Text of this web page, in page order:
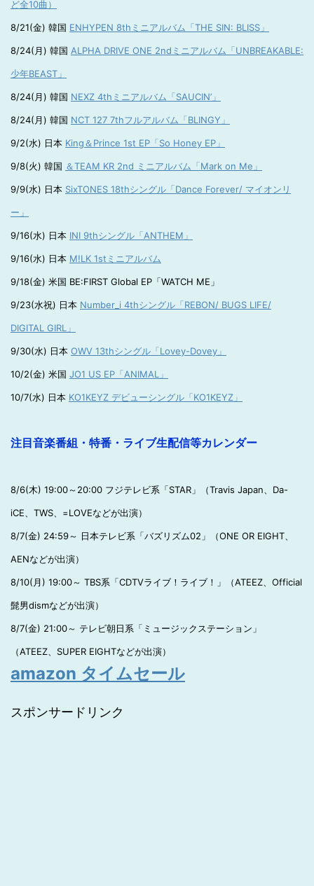
ど全10曲）
8/21(金) 韓国 ENHYPEN 8thミニアルバム「THE SIN: BLISS」
8/24(月) 韓国 ALPHA DRIVE ONE 2ndミニアルバム「UNBREAKABLE:
少年BEAST」
8/24(月) 韓国 NEXZ 4thミニアルバム「SAUCIN’」
8/24(月) 韓国 NCT 127 7thフルアルバム「BLINGY」
9/2(水) 日本 King＆Prince 1st EP「So Honey EP」
9/8(火) 韓国 ＆TEAM KR 2nd ミニアルバム「Mark on Me」
9/9(水) 日本 SixTONES 18thシングル「Dance Forever/ マイオンリ
ー」
9/16(水) 日本 INI 9thシングル「ANTHEM」
9/16(水) 日本 M!LK 1stミニアルバム
9/18(金) 米国 BE:FIRST Global EP「WATCH ME」
9/23(水祝) 日本 Number_i 4thシングル「REBON/ BUGS LIFE/
DIGITAL GIRL」
9/30(水) 日本 OWV 13thシングル「Lovey-Dovey」
10/2(金) 米国 JO1 US EP「ANIMAL」
10/7(水) 日本 KO1KEYZ デビューシングル「KO1KEYZ」
注目音楽番組・特番・ライブ生配信等カレンダー
8/6(木) 19:00～20:00 フジテレビ系「STAR」（Travis Japan、Da-
iCE、TWS、=LOVEなどが出演）
8/7(金) 24:59～ 日本テレビ系「バズリズム02」（ONE OR EIGHT、
AENなどが出演）
8/10(月) 19:00～ TBS系「CDTVライブ！ライブ！」（ATEEZ、Official
髭男dismなどが出演）
8/7(金) 21:00～ テレビ朝日系「ミュージックステーション」
（ATEEZ、SUPER EIGHTなどが出演）
amazon タイムセール
スポンサードリンク